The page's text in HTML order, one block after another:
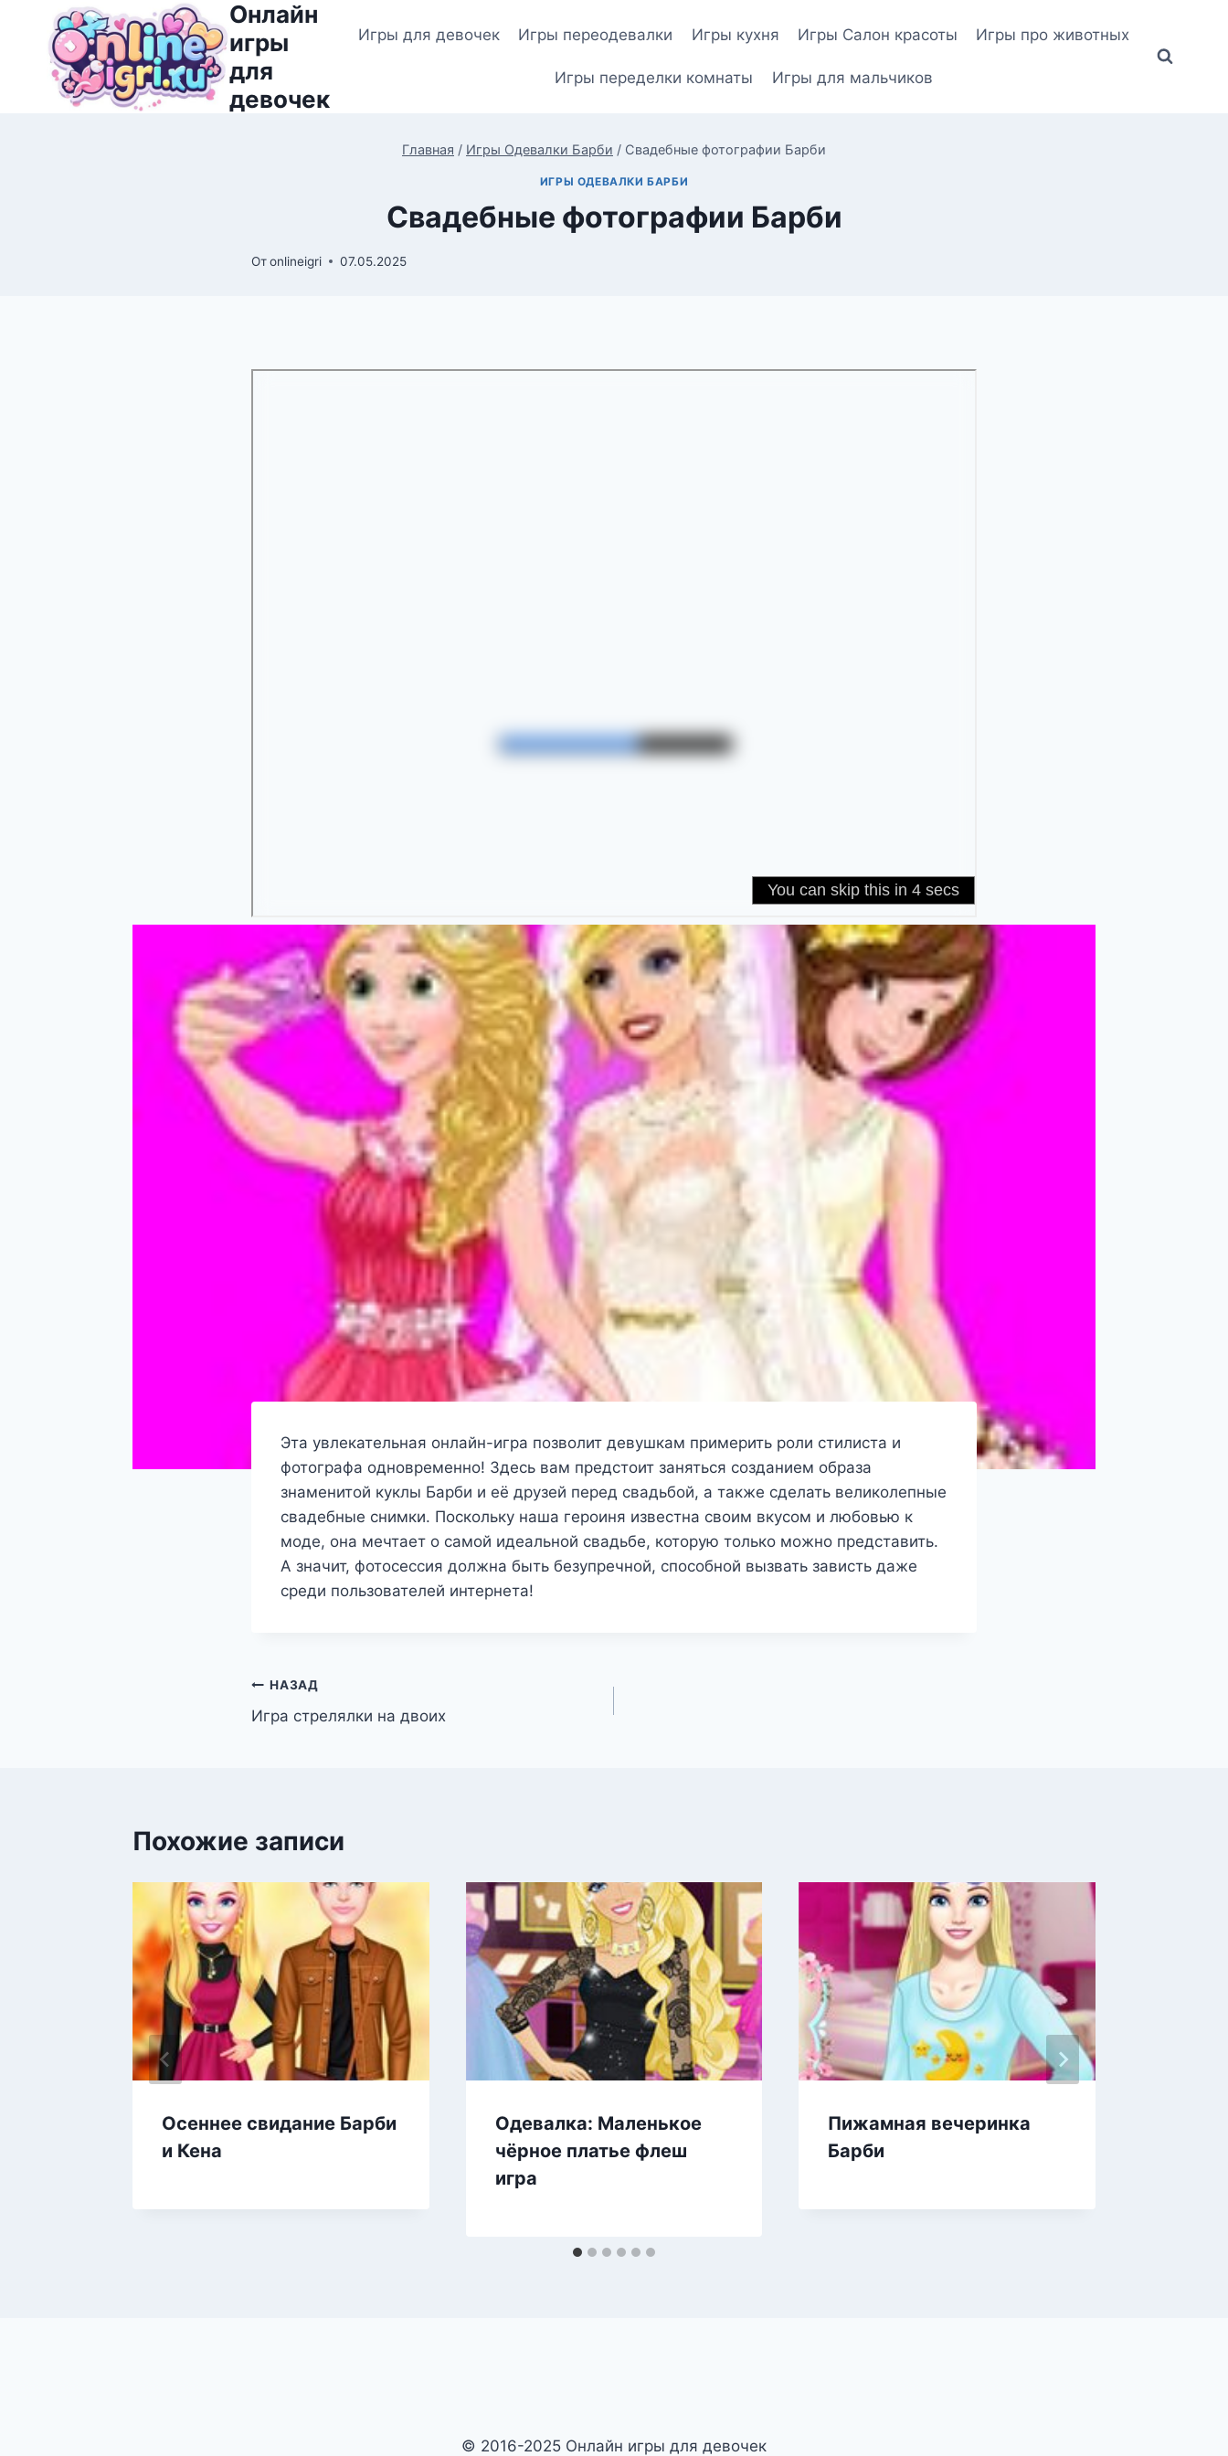
Перейти
содержимому
Онлайн
игры
для
девочек
Игры для девочек Игры переодевалки Игры кухня Игры Салон красоты Игры про животных
Игры переделки комнаты Игры для мальчиков
Главная / Игры Одевалки Барби / Свадебные фотографии Барби
ИГРЫ ОДЕВАЛКИ БАРБИ
Свадебные фотографии Барби
Отonlineigri 07.05.2025
Эта увлекательная онлайн-игра позволит девушкам примерить роли стилиста и
фотографа одновременно! Здесь вам предстоит заняться созданием образа
знаменитой куклы Барби и её друзей перед свадьбой, а также сделать великолепные
свадебные снимки. Поскольку наша героиня известна своим вкусом и любовью к
моде, она мечтает о самой идеальной свадьбе, которую только можно представить.
А значит, фотосессия должна быть безупречной, способной вызвать зависть даже
среди пользователей интернета!
Навигация
по
НАЗАД
Игра стрелялки на двоих
Похожие записи
Осеннее свидание Барби
и Кена
Одевалка: Маленькое
чёрное платье флеш
игра
Пижамная вечеринка
Барби
© 2016-2025 Онлайн игры для девочек